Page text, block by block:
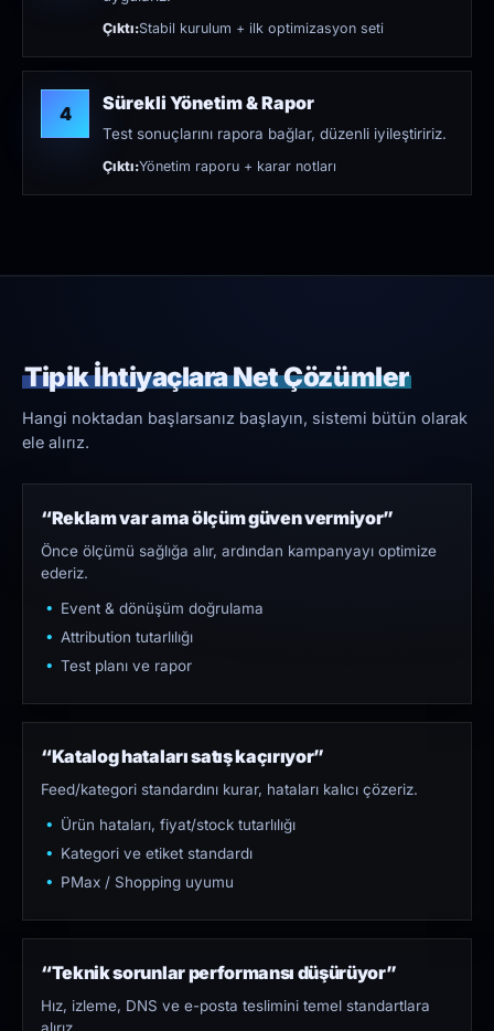
Çıktı:Stabil kurulum + ilk optimizasyon seti
4 Sürekli Yönetim & Rapor
Test sonuçlarını rapora bağlar, düzenli iyileştiririz.
Çıktı:Yönetim raporu + karar notları
Tipik İhtiyaçlara Net Çözümler
Hangi noktadan başlarsanız başlayın, sistemi bütün olarak
ele alırız.
“Reklam var ama ölçüm güven vermiyor”
Önce ölçümü sağlığa alır, ardından kampanyayı optimize
ederiz.
Event & dönüşüm doğrulama
Attribution tutarlılığı
Test planı ve rapor
“Katalog hataları satış kaçırıyor”
Feed/kategori standardını kurar, hataları kalıcı çözeriz.
Ürün hataları, fiyat/stock tutarlılığı
Kategori ve etiket standardı
PMax / Shopping uyumu
“Teknik sorunlar performansı düşürüyor”
Hız, izleme, DNS ve e-posta teslimini temel standartlara